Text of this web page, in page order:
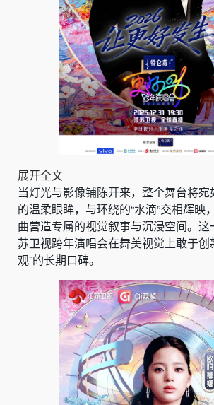
展开全文
当灯光与影像铺陈开来，整个舞台将
的温柔眼眸，与环绕的“水滴”交相辉映
曲营造专属的视觉叙事与沉浸空间。这
苏卫视跨年演唱会在舞美视觉上敢于创
观”的长期口碑。